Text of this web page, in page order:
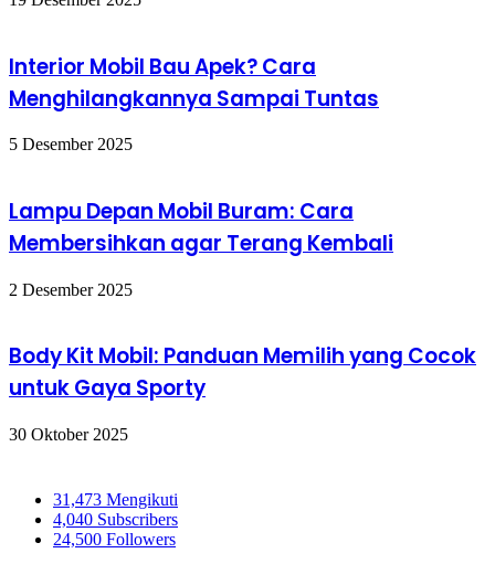
Interior Mobil Bau Apek? Cara
Menghilangkannya Sampai Tuntas
5 Desember 2025
Lampu Depan Mobil Buram: Cara
Membersihkan agar Terang Kembali
2 Desember 2025
Body Kit Mobil: Panduan Memilih yang Cocok
untuk Gaya Sporty
30 Oktober 2025
31,473 Mengikuti
4,040 Subscribers
24,500 Followers